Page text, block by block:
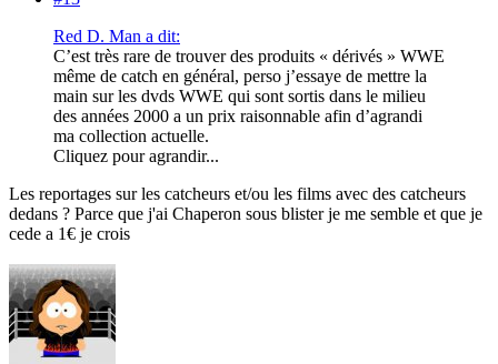
Red D. Man a dit:
C’est très rare de trouver des produits « dérivés » WWE
même de catch en général, perso j’essaye de mettre la
main sur les dvds WWE qui sont sortis dans le milieu
des années 2000 a un prix raisonnable afin d’agrandi
ma collection actuelle.
Cliquez pour agrandir...
Les reportages sur les catcheurs et/ou les films avec des catcheurs
dedans ? Parce que j'ai Chaperon sous blister je me semble et que je
cede a 1€ je crois